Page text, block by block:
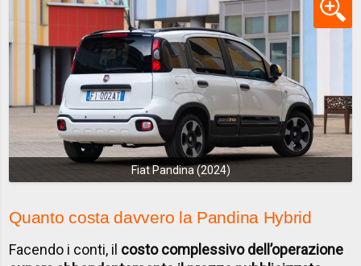
Fiat Pandina (2024)
Quanto costa davvero la Pandina Hybrid
Facendo i conti, il costo complessivo dell’operazione